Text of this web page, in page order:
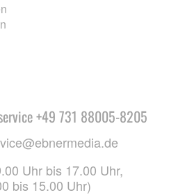
+49 731 88005-8205
Uhr bis 17.00 Uhr,
bis 15.00 Uhr)